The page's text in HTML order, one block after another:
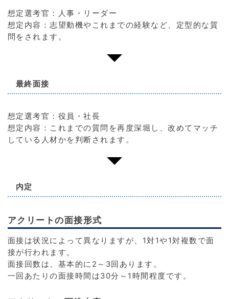
想定選考官：人事・リーダー
想定内容：志望動機やこれまでの経験など、定型的な質
問をされます。
最終面接
想定選考官：役員・社長
想定内容：これまでの質問を再度深堀し、改めてマッチ
している人材かを判断されます。
内定
アクリートの面接形式
面接は状況によって異なりますが、1対1や1対複数で面
接が行われます。
面接回数は、基本的に2～3回あります。
一回あたりの面接時間は30分～1時間程度です。